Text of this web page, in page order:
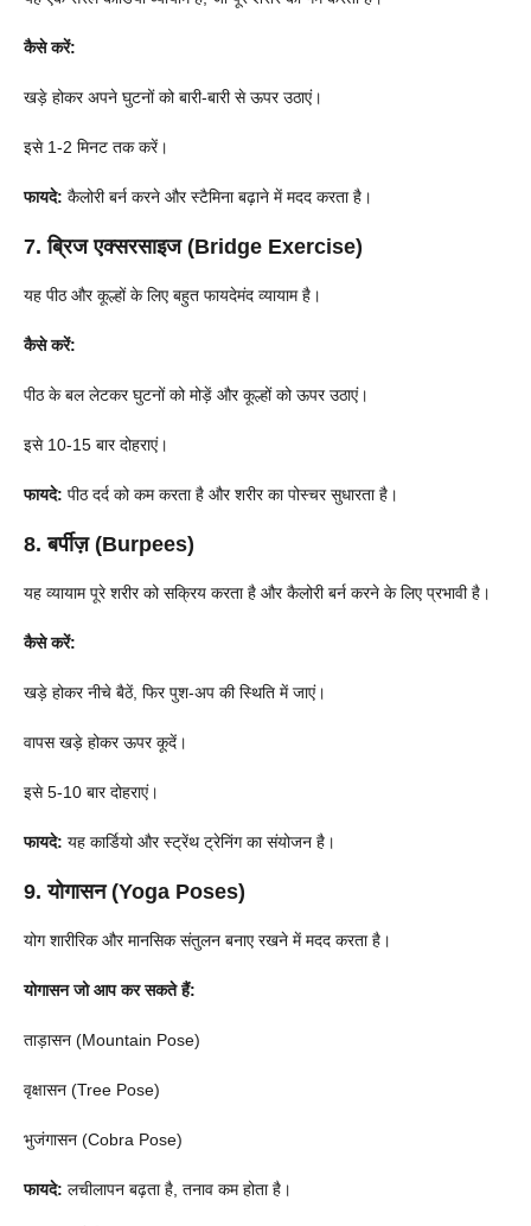
कैसे करें:
खड़े होकर अपने घुटनों को बारी-बारी से ऊपर उठाएं।
इसे 1-2 मिनट तक करें।
फायदे: कैलोरी बर्न करने और स्टैमिना बढ़ाने में मदद करता है।
7. ब्रिज एक्सरसाइज (Bridge Exercise)
यह पीठ और कूल्हों के लिए बहुत फायदेमंद व्यायाम है।
कैसे करें:
पीठ के बल लेटकर घुटनों को मोड़ें और कूल्हों को ऊपर उठाएं।
इसे 10-15 बार दोहराएं।
फायदे: पीठ दर्द को कम करता है और शरीर का पोस्चर सुधारता है।
8. बर्पीज़ (Burpees)
यह व्यायाम पूरे शरीर को सक्रिय करता है और कैलोरी बर्न करने के लिए प्रभावी है।
कैसे करें:
खड़े होकर नीचे बैठें, फिर पुश-अप की स्थिति में जाएं।
वापस खड़े होकर ऊपर कूदें।
इसे 5-10 बार दोहराएं।
फायदे: यह कार्डियो और स्ट्रेंथ ट्रेनिंग का संयोजन है।
9. योगासन (Yoga Poses)
योग शारीरिक और मानसिक संतुलन बनाए रखने में मदद करता है।
योगासन जो आप कर सकते हैं:
ताड़ासन (Mountain Pose)
वृक्षासन (Tree Pose)
भुजंगासन (Cobra Pose)
फायदे: लचीलापन बढ़ता है, तनाव कम होता है।